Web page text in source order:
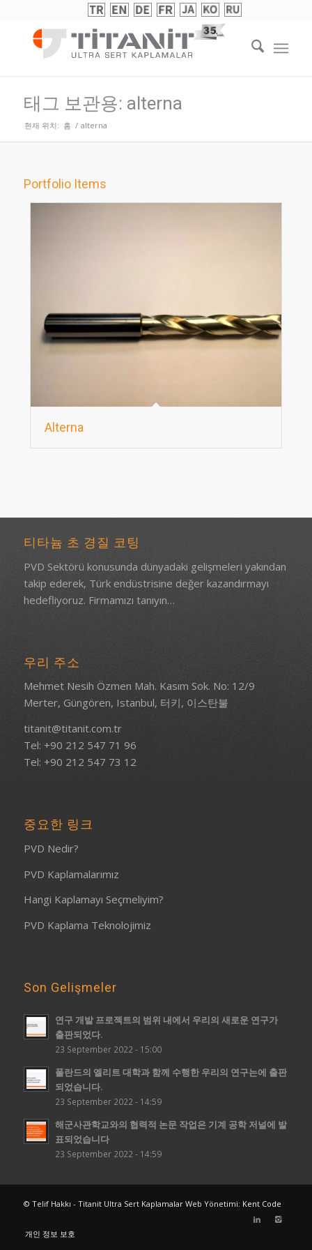
태그 보관용: alterna
현재 위치: 홈 / alterna
Portfolio Items
Alterna
티타늄 초 경질 코팅
PVD Sektörü konusunda dünyadaki gelişmeleri yakından
takip ederek, Türk endüstrisine değer kazandırmayı
hedefliyoruz. Firmamızı tanıyın…
우리 주소
Mehmet Nesih Özmen Mah. Kasım Sok. No: 12/9
Merter, Güngören, Istanbul, 터키, 이스탄불
titanit@titanit.com.tr
Tel: +90 212 547 71 96
Tel: +90 212 547 73 12
중요한 링크
PVD Nedir?
PVD Kaplamalarımız
Hangi Kaplamayı Seçmeliyim?
PVD Kaplama Teknolojimiz
Son Gelişmeler
연구 개발 프로젝트의 범위 내에서 우리의 새로운 연구가
출판되었다.
23 September 2022 - 15:00
폴란드의 엘리트 대학과 함께 수행한 우리의 연구는에 출판
되었습니다.
23 September 2022 - 14:59
해군사관학교와의 협력적 논문 작업은 기계 공학 저널에 발
표되었습니다
23 September 2022 - 14:59
© Telif Hakkı - Titanit Ultra Sert Kaplamalar Web Yönetimi: Kent Code
개인 정보 보호